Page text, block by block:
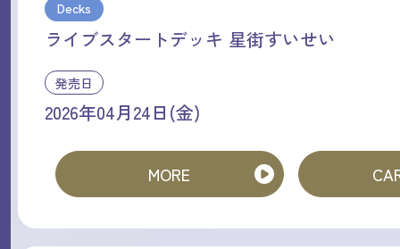
Decks
ライブスタートデッキ 星街すいせい
発売日
2026年04月24日(金)
MORE